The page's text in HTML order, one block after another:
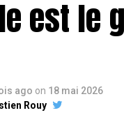
est le
ago on 18 mai 2026
Rouy